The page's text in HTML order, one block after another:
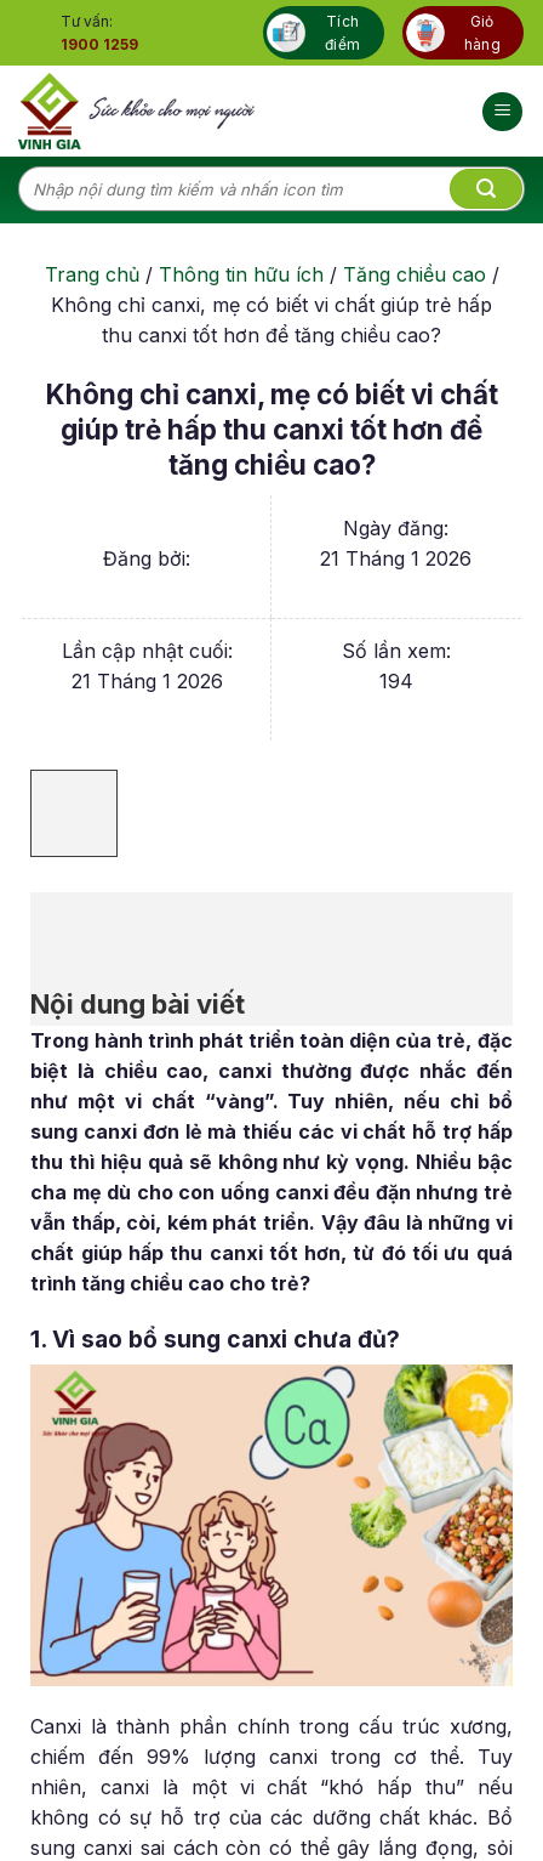
content
Tư vấn:
1900 1259
Tích
điểm
Giỏ
hàng
Tìm
kiếm:
Trang chủ/ Thông tin hữu ích/ Tăng chiều cao /
Không chỉ canxi, mẹ có biết vi chất giúp trẻ hấp
thu canxi tốt hơn để tăng chiều cao?
Không chỉ canxi, mẹ có biết vi chất
giúp trẻ hấp thu canxi tốt hơn để
tăng chiều cao?
Đăng bởi:
Ngày đăng:
21 Tháng 1 2026
Lần cập nhật cuối:
21 Tháng 1 2026
Số lần xem:
194
Nội dung bài viết
Trong hành trình phát triển toàn diện của trẻ, đặc
biệt là chiều cao, canxi thường được nhắc đến
như một vi chất “vàng”. Tuy nhiên, nếu chỉ bổ
sung canxi đơn lẻ mà thiếu các vi chất hỗ trợ hấp
thu thì hiệu quả sẽ không như kỳ vọng. Nhiều bậc
cha mẹ dù cho con uống canxi đều đặn nhưng trẻ
vẫn thấp, còi, kém phát triển. Vậy đâu là những vi
chất giúp hấp thu canxi tốt hơn, từ đó tối ưu quá
trình tăng chiều cao cho trẻ?
1. Vì sao bổ sung canxi chưa đủ?
Canxi là thành phần chính trong cấu trúc xương,
chiếm đến 99% lượng canxi trong cơ thể. Tuy
nhiên, canxi là một vi chất “khó hấp thu” nếu
không có sự hỗ trợ của các dưỡng chất khác. Bổ
sung canxi sai cách còn có thể gây lắng đọng, sỏi